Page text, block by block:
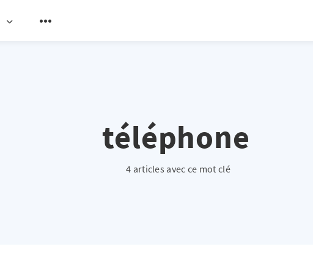
téléphone
4 articles avec ce mot clé